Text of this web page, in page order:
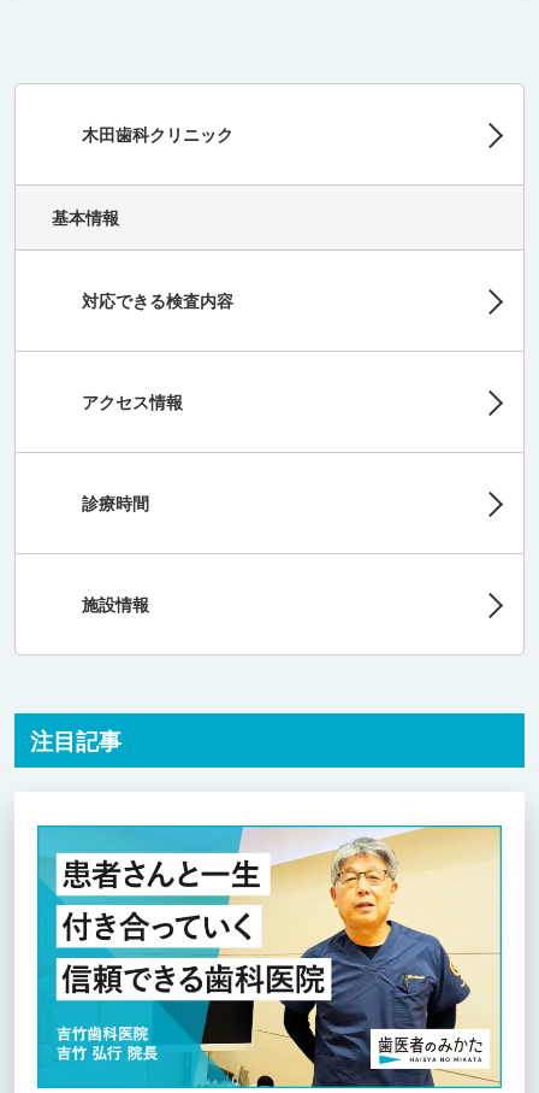
木田歯科クリニック
基本情報
対応できる検査内容
アクセス情報
診療時間
施設情報
注目記事